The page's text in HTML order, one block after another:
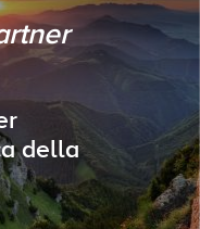
della